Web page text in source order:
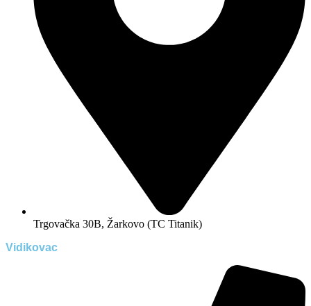
Trgovačka 30B, Žarkovo (TC Titanik)
Vidikovac